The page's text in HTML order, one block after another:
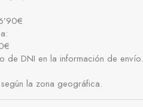
de DNI en la información de envío.
la zona geográfica.